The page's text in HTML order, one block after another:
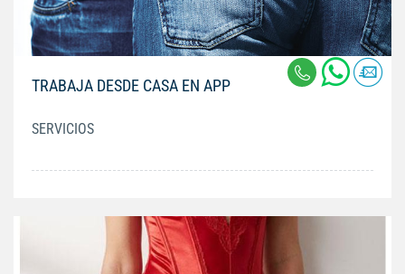
TRABAJA DESDE CASA EN APP
SERVICIOS